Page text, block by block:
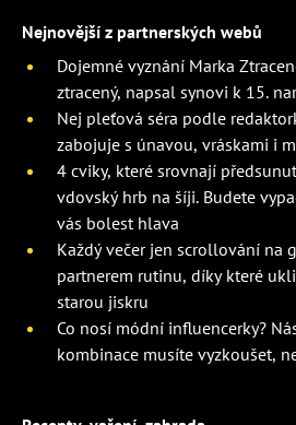
Nejnovější z partnerských webů
Dojemné vyznání Marka
ztracený, napsal synovi k 15.
Nej pleťová séra podle
zabojuje s únavou, vráskami i
4 cviky, které srovnají
vdovský hrb na šíji. Budete
vás bolest hlava
Každý večer jen scrollování na
partnerem rutinu, díky které
starou jiskru
Co nosí módní influencerky?
kombinace musíte vyzkoušet,